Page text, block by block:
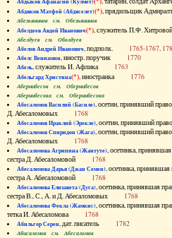
Абдяков Матфей (Абдяселет)(*), прядильщик
Абезьянинов см. Обезьянинов
Абелдеев Авдей Иванович(*), служитель П.Ф.
Абелдуев см. Оболдуев
Абелов Андрей Иванович, подполк. 1765-1767,
Абелс Вениамин, иностр. поручик 1770
Абель, служитель И. Афлика 1763
Абельгард Христина(*), иностранка 1776
Абернибесов см. Обернибесов
Абернибесова см. Обернибесова
Абесаломов Василий (Басиле), осетин, принявший
Д. Абесаломовых 1768
Абесаломов Ираклий (Эрекле), осетин, принявший
Абесаломов Спиридон (Жага), осетин, принявший
Д. Абесаломовых 1768
Абесаломова Агрипина (Жантуте), осетинка,
сестра Д. Абесаломовой 1768
Абесаломова Дарья (Джан Семен), осетинка,
сестра А. Абесаломовой 1768
Абесаломова Елизавета (Дуга), осетинка, принявшая
сестра В., С., А. и Д. Абесаломовых 1768
Абесаломова Фекла (Жамкис), осетинка, принявшая
тетка И. Абесаломова 1768
Абильгор Серен, дат. писатель 1782
Абисаломов см. Абесаломов